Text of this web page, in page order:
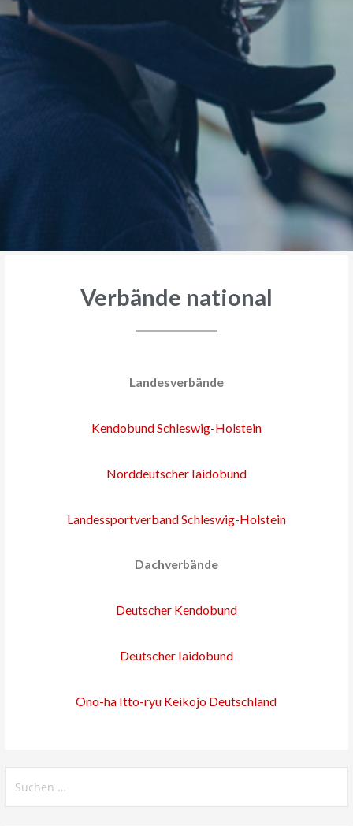
Verbände national
Landesverbände
Kendobund Schleswig-Holstein
Norddeutscher Iaidobund
Landessportverband Schleswig-Holstein
Dachverbände
Deutscher Kendobund
Deutscher Iaidobund
Ono-ha Itto-ryu Keikojo Deutschland